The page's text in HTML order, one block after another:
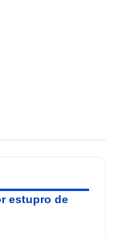
estupro de